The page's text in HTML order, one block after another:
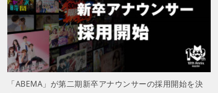
「ABEMA」が第二期新卒アナウンサーの採用開始を決